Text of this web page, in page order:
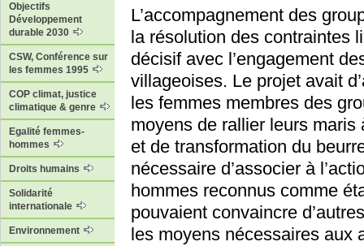
Objectifs
Développement
durable 2030
CSW, Conférence sur
les femmes 1995
COP climat, justice
climatique & genre
Egalité femmes-
hommes
Droits humains
Solidarité
internationale
Environnement
L’accompagnement des
la résolution des contraintes
décisif avec l’engagement
villageoises. Le projet avait
les femmes membres des
moyens de rallier leurs maris
et de transformation du
nécessaire d’associer à
hommes reconnus comme
pouvaient convaincre
les moyens nécessaires aux